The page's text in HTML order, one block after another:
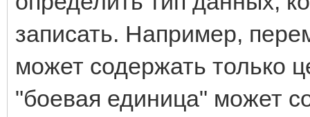
записать. Например,
может содержать только
"боевая единица" может